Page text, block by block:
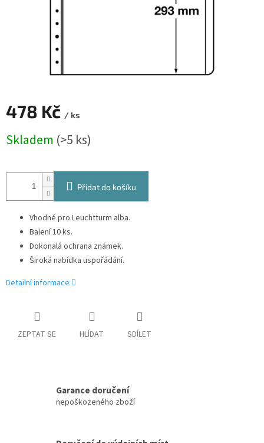
478 Kč / ks
cena:
Skladem (>5 ks)
Přidat do košíku
Vhodné pro Leuchtturm alba.
Balení 10 ks.
Dokonalá ochrana známek.
Široká nabídka uspořádání.
Detailní informace
ZEPTAT SE HLÍDAT SDÍLET
Garance doručení
nepoškozeného zboží